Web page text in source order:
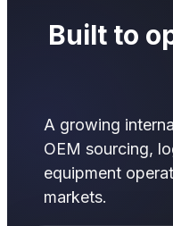
Built to
A growing
OEM sourcing,
equipment
markets.